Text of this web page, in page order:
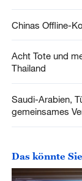
Chinas Offline-
Acht Tote und
Thailand
Saudi-Arabien,
gemeinsames
Das könnte